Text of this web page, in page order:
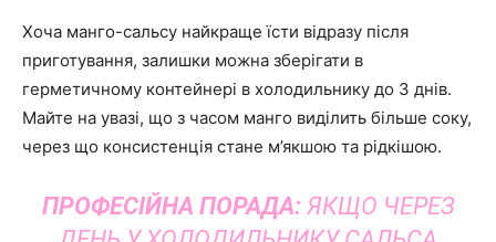
Хоча манго-сальсу найкраще їсти відразу після
приготування, залишки можна зберігати в
герметичному контейнері в холодильнику до 3 днів.
Майте на увазі, що з часом манго виділить більше соку,
через що консистенція стане м’якшою та рідкішою.
ПРОФЕСІЙНА ПОРАДА:ЯКЩО ЧЕРЕЗ